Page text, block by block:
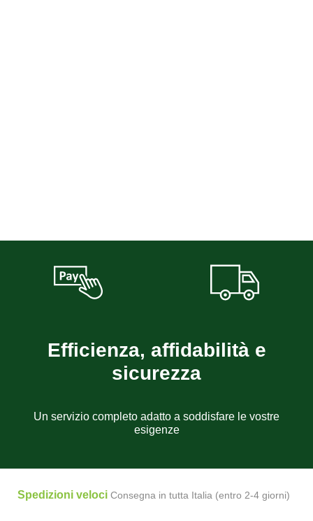
Efficienza, affidabilità e
sicurezza
Un servizio completo adatto a soddisfare le vostre
esigenze
Spedizioni veloci Consegna in tutta Italia (entro 2-4 giorni)